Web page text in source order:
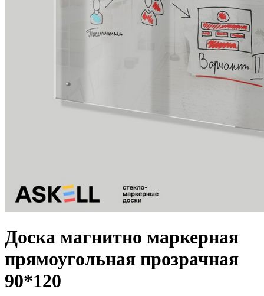
Доска магнитно маркерная
прямоугольная прозрачная
90*120